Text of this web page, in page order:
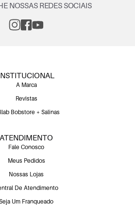
NOSSAS REDES SOCIAIS
A Marca
Revistas
Bobstore + Salinas
ATENDIMENTO
Fale Conosco
Meus Pedidos
Nossas Lojas
De Atendimento
Um Franqueado